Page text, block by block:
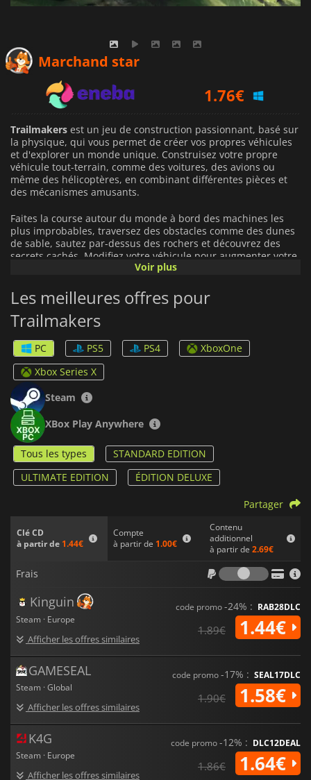
Marchand star
1.76€
2.19€
Trailmakers est un jeu de construction passionnant, basé sur
la physique, qui vous permet de créer vos propres véhicules
et d'explorer un monde unique. Construisez votre propre
véhicule tout-terrain, comme des voitures, des avions ou
même des hélicoptères, en combinant différentes pièces et
des mécanismes amusants.
Faites la course autour du monde à bord des machines les
plus improbables, traversez des obstacles comme des dunes
de sable, sautez par-dessus des rochers et découvrez des
secrets cachés. Modifiez votre véhicule pour augmenter votre
vitesse et votre maniabilité, mais veillez à ce qu'il reste
pour voir ce qui fonctionne le mieux pour chaque défi.
Lorsque vous êtes prêt, affrontez les créations d'autres
vos amis ou d'autres joueurs du monde entier lors de courses
palpitantes ou de batailles à mort. Avec ses graphismes
créatifs et son gameplay captivant,
beaucoup d'action à tous les explorateurs !
Voir plus
Les meilleures offres pour
Trailmakers
PC PS5 PS4
XboxOne
Xbox Series X
Steam
XBox Play Anywhere
Tous les types
STANDARD EDITION
ULTIMATE EDITION
ÉDITION DELUXE
Clé CD
à partir de 1.44€
Compte
à partir de 1.00€
Contenu
additionnel
à partir de 2.69€
Partager
Frais
Frais
Kinguin
Steam · Europe
Afficher les offres similaires
code promo-24% : RAB28DLC
1.89€ 1.44€
GAMESEAL
Steam · Global
Afficher les offres similaires
code promo-17% : SEAL17DLC
1.90€ 1.58€
K4G
Steam · Europe
Afficher les offres similaires
code promo-12% : DLC12DEAL
1.86€ 1.64€